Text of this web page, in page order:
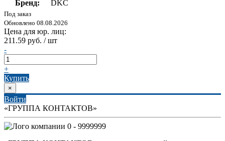
Бренд:
DKC
Под заказ
Обновлено 08.08.2026
Цена для юр. лиц:
211.59 руб. / шт
-
+
Купить
×
Войти
«ГРУППА КОНТАКТОВ»
0 - 9999999